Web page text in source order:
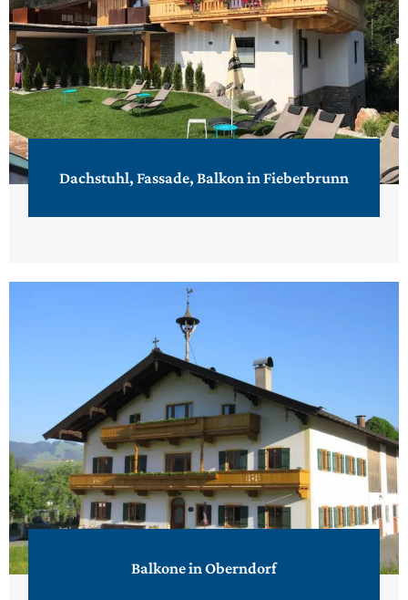
Dachstuhl, Fassade, Balkon in Fieberbrunn
Balkone in Oberndorf